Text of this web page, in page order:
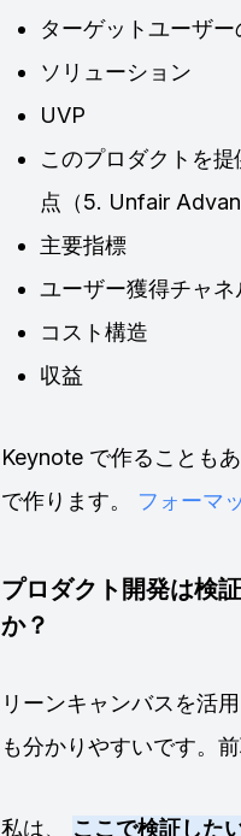
ターゲットユーザー
ソリューション
UVP
このプロダクトを
点（5. Unfair
主要指標
ユーザー獲得チャネ
コスト構造
収益
Keynote で作ることも
で作ります。
フォーマ
プロダクト開発は検
か？
リーンキャンバスを活
も分かりやすいです。
私は、 ここで検証した